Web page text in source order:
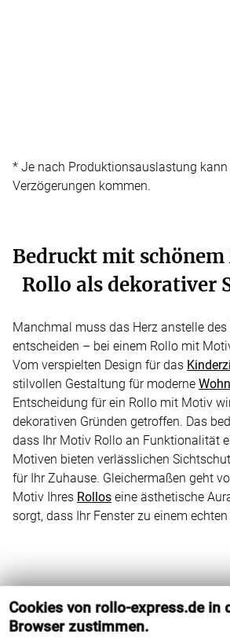
* Je nach Produktionsauslastung kann
Verzögerungen kommen.
Bedruckt mit
Rollo als dekorativer
Manchmal muss das Herz anstelle des
entscheiden – bei einem Rollo mit
Vom verspielten Design für das
stilvollen Gestaltung für moderne
Entscheidung für ein Rollo mit Motiv
dekorativen Gründen getroffen. Das
dass Ihr Motiv Rollo an Funktionalität
Motiven bieten verlässlichen
für Ihr Zuhause. Gleichermaßen geht
Motiv Ihres Rollos eine ästhetische
sorgt, dass Ihr Fenster zu einem
Cookies von rollo-express.de in
Browser zustimmen.